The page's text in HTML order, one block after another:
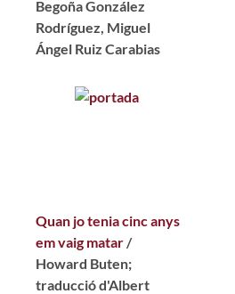
Begoña González
Rodríguez, Miguel
Ángel Ruiz Carabias
Quan jo tenia cinc anys
em vaig matar /
Howard Buten;
traducció d'Albert